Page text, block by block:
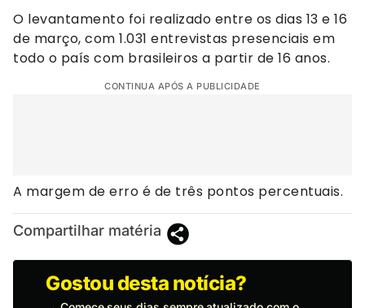
O levantamento foi realizado entre os dias 13 e 16
de março, com 1.031 entrevistas presenciais em
todo o país com brasileiros a partir de 16 anos.
CONTINUA APÓS A PUBLICIDADE
A margem de erro é de três pontos percentuais.
Compartilhar matéria
Gostou desta notícia?